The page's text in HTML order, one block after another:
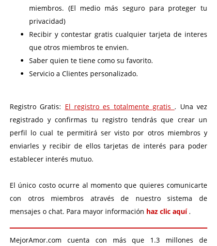
miembros. (El medio más seguro para proteger tu
privacidad)
Recibir y contestar gratis cualquier tarjeta de interes
que otros miembros te envien.
Saber quien te tiene como su favorito.
Servicio a Clientes personalizado.
Registro Gratis: El registro es totalmente gratis . Una vez
registrado y confirmas tu registro tendrás que crear un
perfil lo cual te permitirá ser visto por otros miembros y
enviarles y recibir de ellos tarjetas de interés para poder
establecer interés mutuo.
El único costo ocurre al momento que quieres comunicarte
con otros miembros através de nuestro sistema de
mensajes o chat. Para mayor información haz clic aquí .
MejorAmor.com cuenta con más que 1.3 millones de